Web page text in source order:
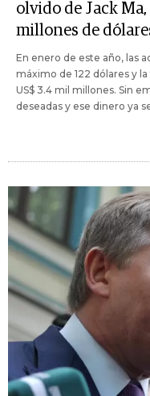
olvido de Jack
millones de
En enero de este año, las
máximo de 122 dólares y
US$ 3.4 mil millones. Sin
deseadas y ese dinero ya